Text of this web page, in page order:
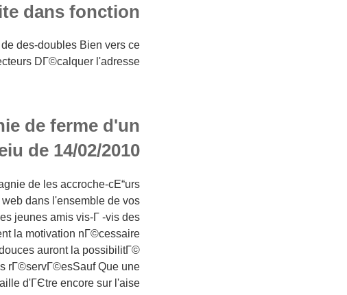
dans fonction
des-doubles Bien vers ce
DГ©calquer l'adresse
de ferme d'un
de 14/02/2010
de les accroche-cЕ“urs
dans l'ensemble de vos
jeunes amis vis-Г -vis des
la motivation nГ©cessaire
auront la possibilitГ©
rГ©servГ©esSauf Que une
d'ГЄtre encore sur l'aise